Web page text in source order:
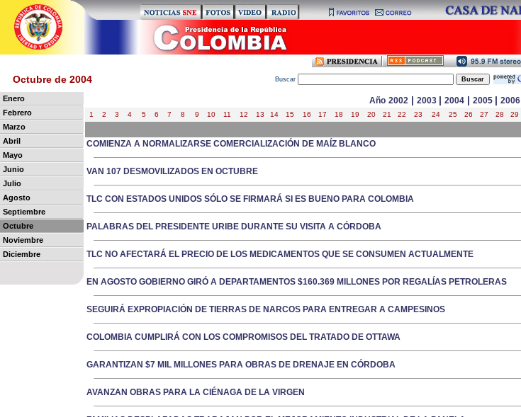
Octubre de 2004 Buscar
Enero
Febrero
Marzo
Abril
Mayo
Junio
Julio
Agosto
Septiembre
Octubre
Noviembre
Diciembre
Año 2002 | 2003 | 2004 | 2005 | 2006
1 2 3 4 5 6 7 8 9 10 11 12 13 14 15 16 17 18 19 20 21 22 23 24 25 26 27 28 29
COMIENZA A NORMALIZARSE COMERCIALIZACIÓN DE MAÍZ BLANCO
VAN 107 DESMOVILIZADOS EN OCTUBRE
TLC CON ESTADOS UNIDOS SÓLO SE FIRMARÁ SI ES BUENO PARA COLOMBIA
PALABRAS DEL PRESIDENTE URIBE DURANTE SU VISITA A CÓRDOBA
TLC NO AFECTARÁ EL PRECIO DE LOS MEDICAMENTOS QUE SE CONSUMEN ACTUALMENTE
EN AGOSTO GOBIERNO GIRÓ A DEPARTAMENTOS $160.369 MILLONES POR REGALÍAS PETROLERAS
SEGUIRÁ EXPROPIACIÓN DE TIERRAS DE NARCOS PARA ENTREGAR A CAMPESINOS
COLOMBIA CUMPLIRÁ CON LOS COMPROMISOS DEL TRATADO DE OTTAWA
GARANTIZAN $7 MIL MILLONES PARA OBRAS DE DRENAJE EN CÓRDOBA
AVANZAN OBRAS PARA LA CIÉNAGA DE LA VIRGEN